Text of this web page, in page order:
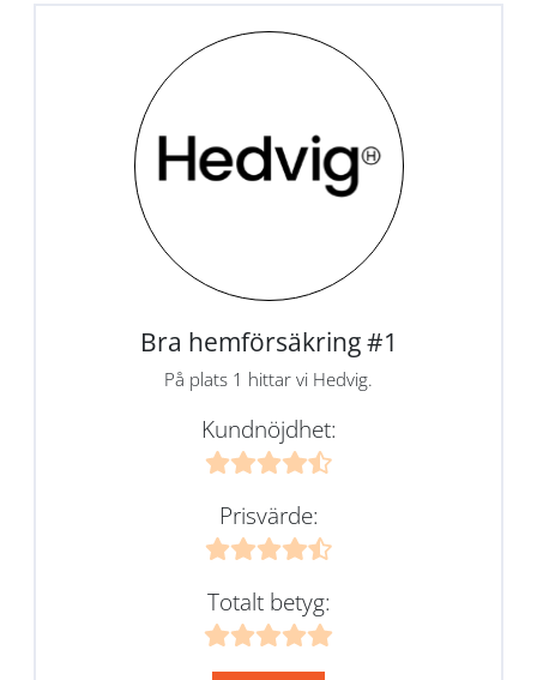
Bra hemförsäkring #1
På plats 1 hittar vi Hedvig.
Kundnöjdhet:
Prisvärde:
Totalt betyg: